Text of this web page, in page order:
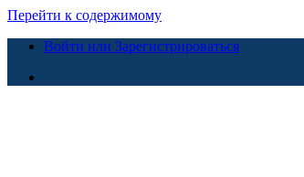
Перейти к содержимому
Войти или Зарегистрироваться